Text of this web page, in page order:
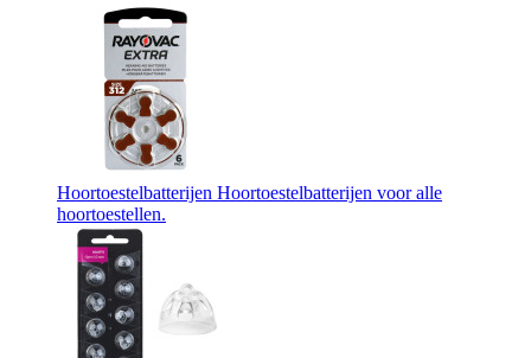
Hoortoestelbatterijen Hoortoestelbatterijen voor alle
hoortoestellen.